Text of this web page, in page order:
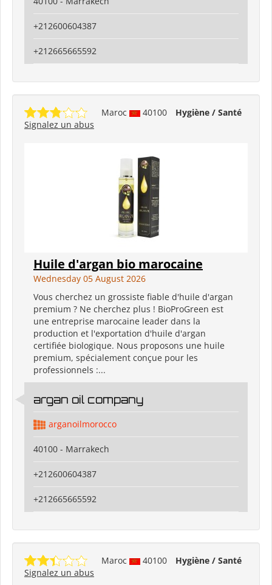
+212600604387
+212665665592
Maroc 40100
Hygiène / Santé
Signalez un abus
Huile d'argan bio marocaine
Wednesday 05 August 2026
Vous cherchez un grossiste fiable d'huile d'argan
premium ? Ne cherchez plus ! BioProGreen est
une entreprise marocaine leader dans la
production et l'exportation d'huile d'argan
certifiée biologique. Nous proposons une huile
premium, spécialement conçue pour les
professionnels :...
argan oil company
arganoilmorocco
40100 - Marrakech
+212600604387
+212665665592
Maroc 40100
Hygiène / Santé
Signalez un abus